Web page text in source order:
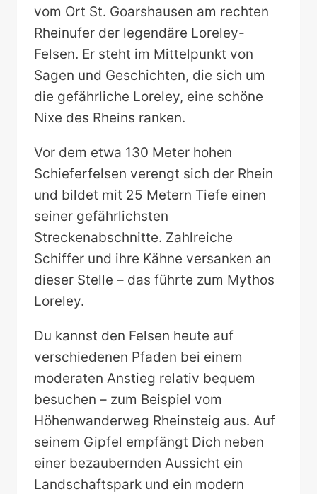
vom Ort St. Goarshausen am rechten
Rheinufer der legendäre Loreley-
Felsen. Er steht im Mittelpunkt von
Sagen und Geschichten, die sich um
die gefährliche Loreley, eine schöne
Nixe des Rheins ranken.
Vor dem etwa 130 Meter hohen
Schieferfelsen verengt sich der Rhein
und bildet mit 25 Metern Tiefe einen
seiner gefährlichsten
Streckenabschnitte. Zahlreiche
Schiffer und ihre Kähne versanken an
dieser Stelle – das führte zum Mythos
Loreley.
Du kannst den Felsen heute auf
verschiedenen Pfaden bei einem
moderaten Anstieg relativ bequem
besuchen – zum Beispiel vom
Höhenwanderweg Rheinsteig aus. Auf
seinem Gipfel empfängt Dich neben
einer bezaubernden Aussicht ein
Landschaftspark und ein modern